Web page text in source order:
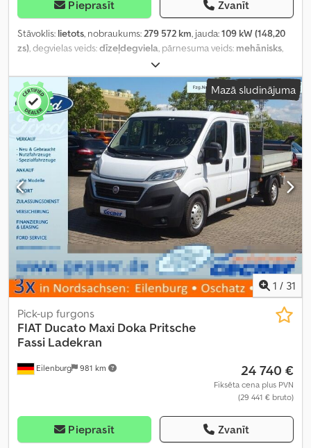
Pieprasīt Zvanīt
Stāvoklis: lietots, nobraukums:279 572 km, jauda:109 kW (148,20
zs), degvielas veids:dīzeļdegviela, pārnesuma veids: mehānisks,
, riteņu bāze:
05/2016, emisijas klase:Euro 5, piekares sistēma:tērauds-gaiss,
sēdvietu skaits:8, Ražošanas gads: 2016, Aprīkojums:borta dators,
gaisa kondicionēšana
Mazā sludinājuma
1 / 31
Eilenburg 981 km
Pick-up furgons
FIAT Ducato Maxi Doka Pritsche
Fassi Ladekran
24 740 €
Fiksēta cena plus PVN
(29 441 € bruto)
Pieprasīt Zvanīt